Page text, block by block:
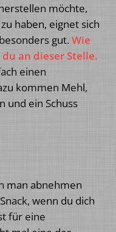
möchte,
haben, eignet sich
gut.Wie
an dieser Stelle.
einen
kommen Mehl,
und ein Schuss
man abnehmen
wenn du dich
für eine